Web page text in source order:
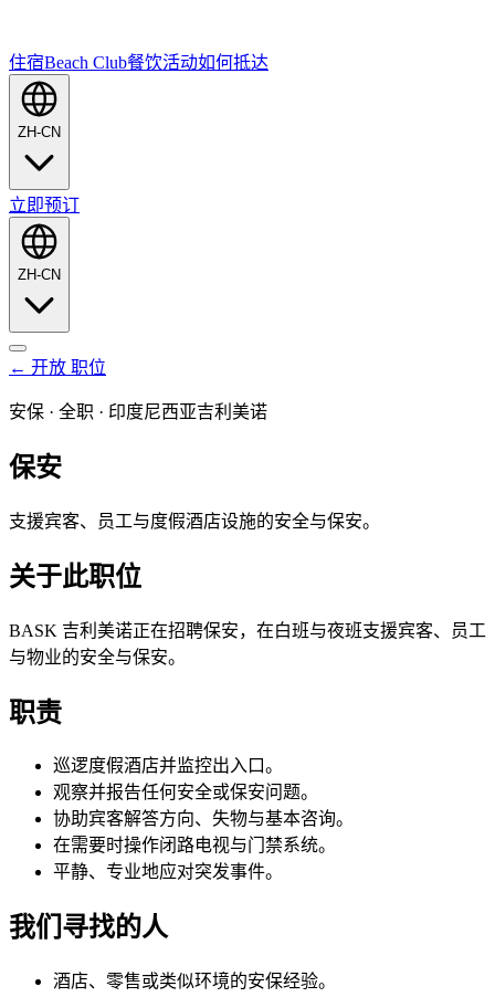
住宿Beach Club餐饮活动如何抵达
ZH-CN
立即预订
ZH-CN
← 开放 职位
安保 · 全职 · 印度尼西亚吉利美诺
保安
支援宾客、员工与度假酒店设施的安全与保安。
关于此职位
BASK 吉利美诺正在招聘保安，在白班与夜班支援宾客、员工
与物业的安全与保安。
职责
巡逻度假酒店并监控出入口。
观察并报告任何安全或保安问题。
协助宾客解答方向、失物与基本咨询。
在需要时操作闭路电视与门禁系统。
平静、专业地应对突发事件。
我们寻找的人
酒店、零售或类似环境的安保经验。